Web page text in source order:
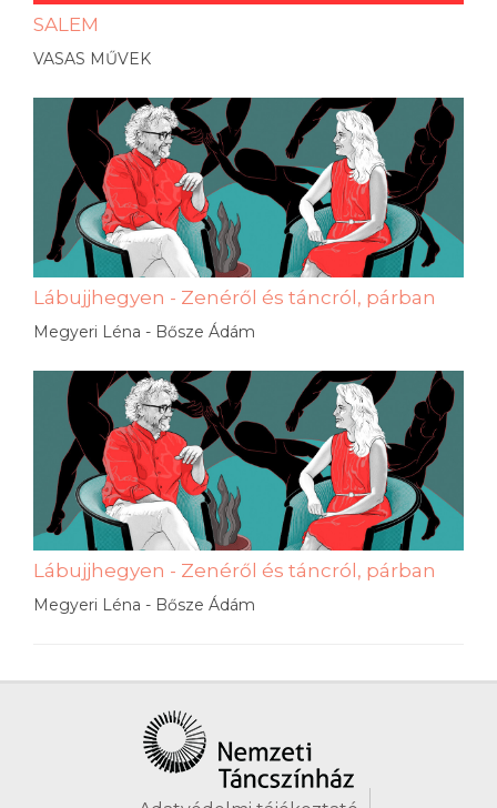
SALEM
VASAS MŰVEK
Lábujjhegyen - Zenéről és táncról, párban
Megyeri Léna - Bősze Ádám
Lábujjhegyen - Zenéről és táncról, párban
Megyeri Léna - Bősze Ádám